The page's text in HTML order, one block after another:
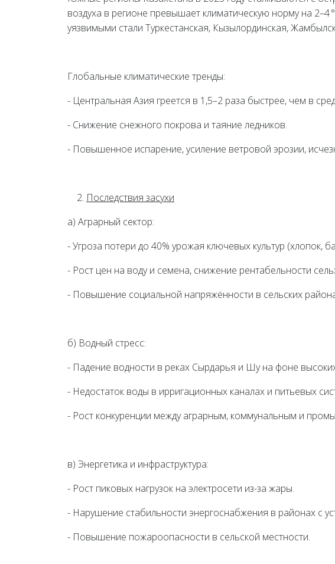
воздуха в регионе превышает климатическую норму на
уязвимыми стали Туркестанская, Кызылординская,
Глобальные климатические тренды:
- Центральная Азия греется в 1,5–2 раза быстрее, чем в
- Снижение снежного покрова и таяние ледников.
- Повышенное испарение, усиление ветровой эрозии,
Последствия засухи
а) Аграрный сектор:
- Угроза потери до 40% урожая ключевых культур (хлопок,
- Рост цен на воду и семена, снижение рентабельности
- Повышение социальной напряжённости в сельских
б) Водный стресс:
- Падение водности в реках Сырдарья и Шу на фоне
- Недостаток воды в ирригационных каналах и питьевых
- Рост конкуренции между аграрным, коммунальным и
в) Энергетика и инфраструктура:
- Рост пиковых нагрузок на электросети из-за жары.
- Нарушение стабильности энергоснабжения в районах с
- Повышение пожароопасности в сельской местности.